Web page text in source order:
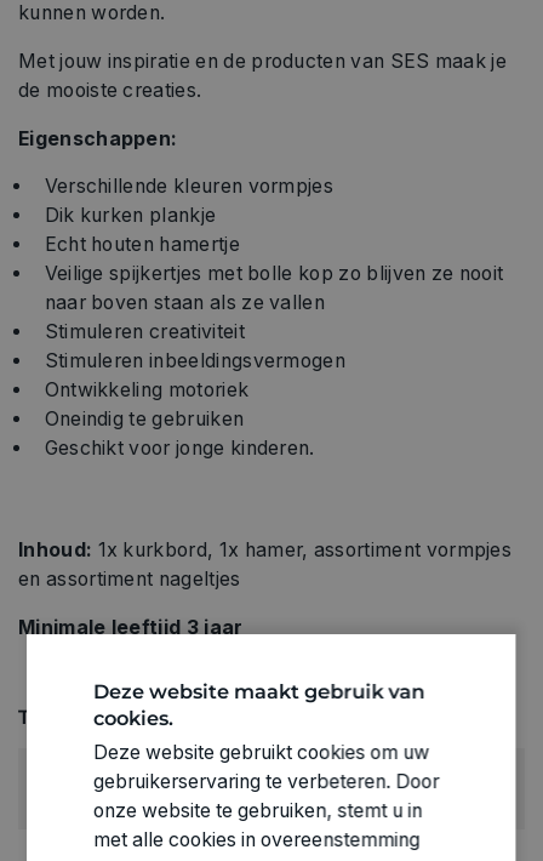
kunnen worden.
Met jouw inspiratie en de producten van SES maak je
de mooiste creaties.
Eigenschappen:
Verschillende kleuren vormpjes
Dik kurken plankje
Echt houten hamertje
Veilige spijkertjes met bolle kop zo blijven ze nooit
naar boven staan als ze vallen
Stimuleren creativiteit
Stimuleren inbeeldingsvermogen
Ontwikkeling motoriek
Oneindig te gebruiken
Geschikt voor jonge kinderen.
Inhoud: 1x kurkbord, 1x hamer, assortiment vormpjes
en assortiment nageltjes
Minimale leeftijd 3 jaar
Technische specificaties
LEEFTIJD VANAF:
Deze website maakt gebruik van
cookies.
Deze website gebruikt cookies om uw
gebruikerservaring te verbeteren. Door
onze website te gebruiken, stemt u in
met alle cookies in overeenstemming